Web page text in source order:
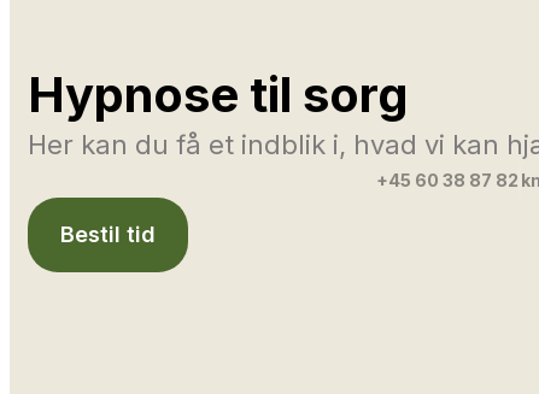
Hypnose til sorg
Her kan du få et indblik i, hvad vi kan
+45 60 38 87 82
Bestil tid